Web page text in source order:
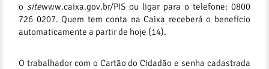
o sitewww.caixa.gov.br/PIS ou ligar para o telefone: 0800
726 0207. Quem tem conta na Caixa receberá o benefício
automaticamente a partir de hoje (14).
O trabalhador com o Cartão do Cidadão e senha cadastrada